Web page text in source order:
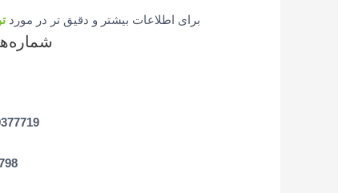
برای اطلاعات بیشتر و دقیق تر در مورد